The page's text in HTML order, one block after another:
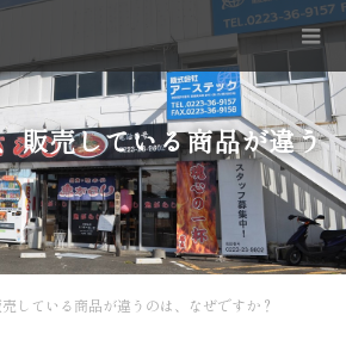
販売している商品が違う
している商品が違うのは、なぜですか？